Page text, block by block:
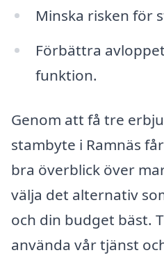
Minska risken för
Förbättra
funktion.
Genom att få tre
stambyte i Ramnäs
bra överblick över
välja det alternativ
och din budget bäst.
använda vår tjänst